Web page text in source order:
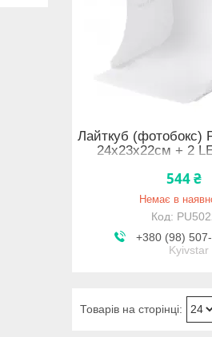
Лайткуб (фотобокс)
24x23x22см + 2
544 ₴
Немає в
+380 (98)
Kyivstar